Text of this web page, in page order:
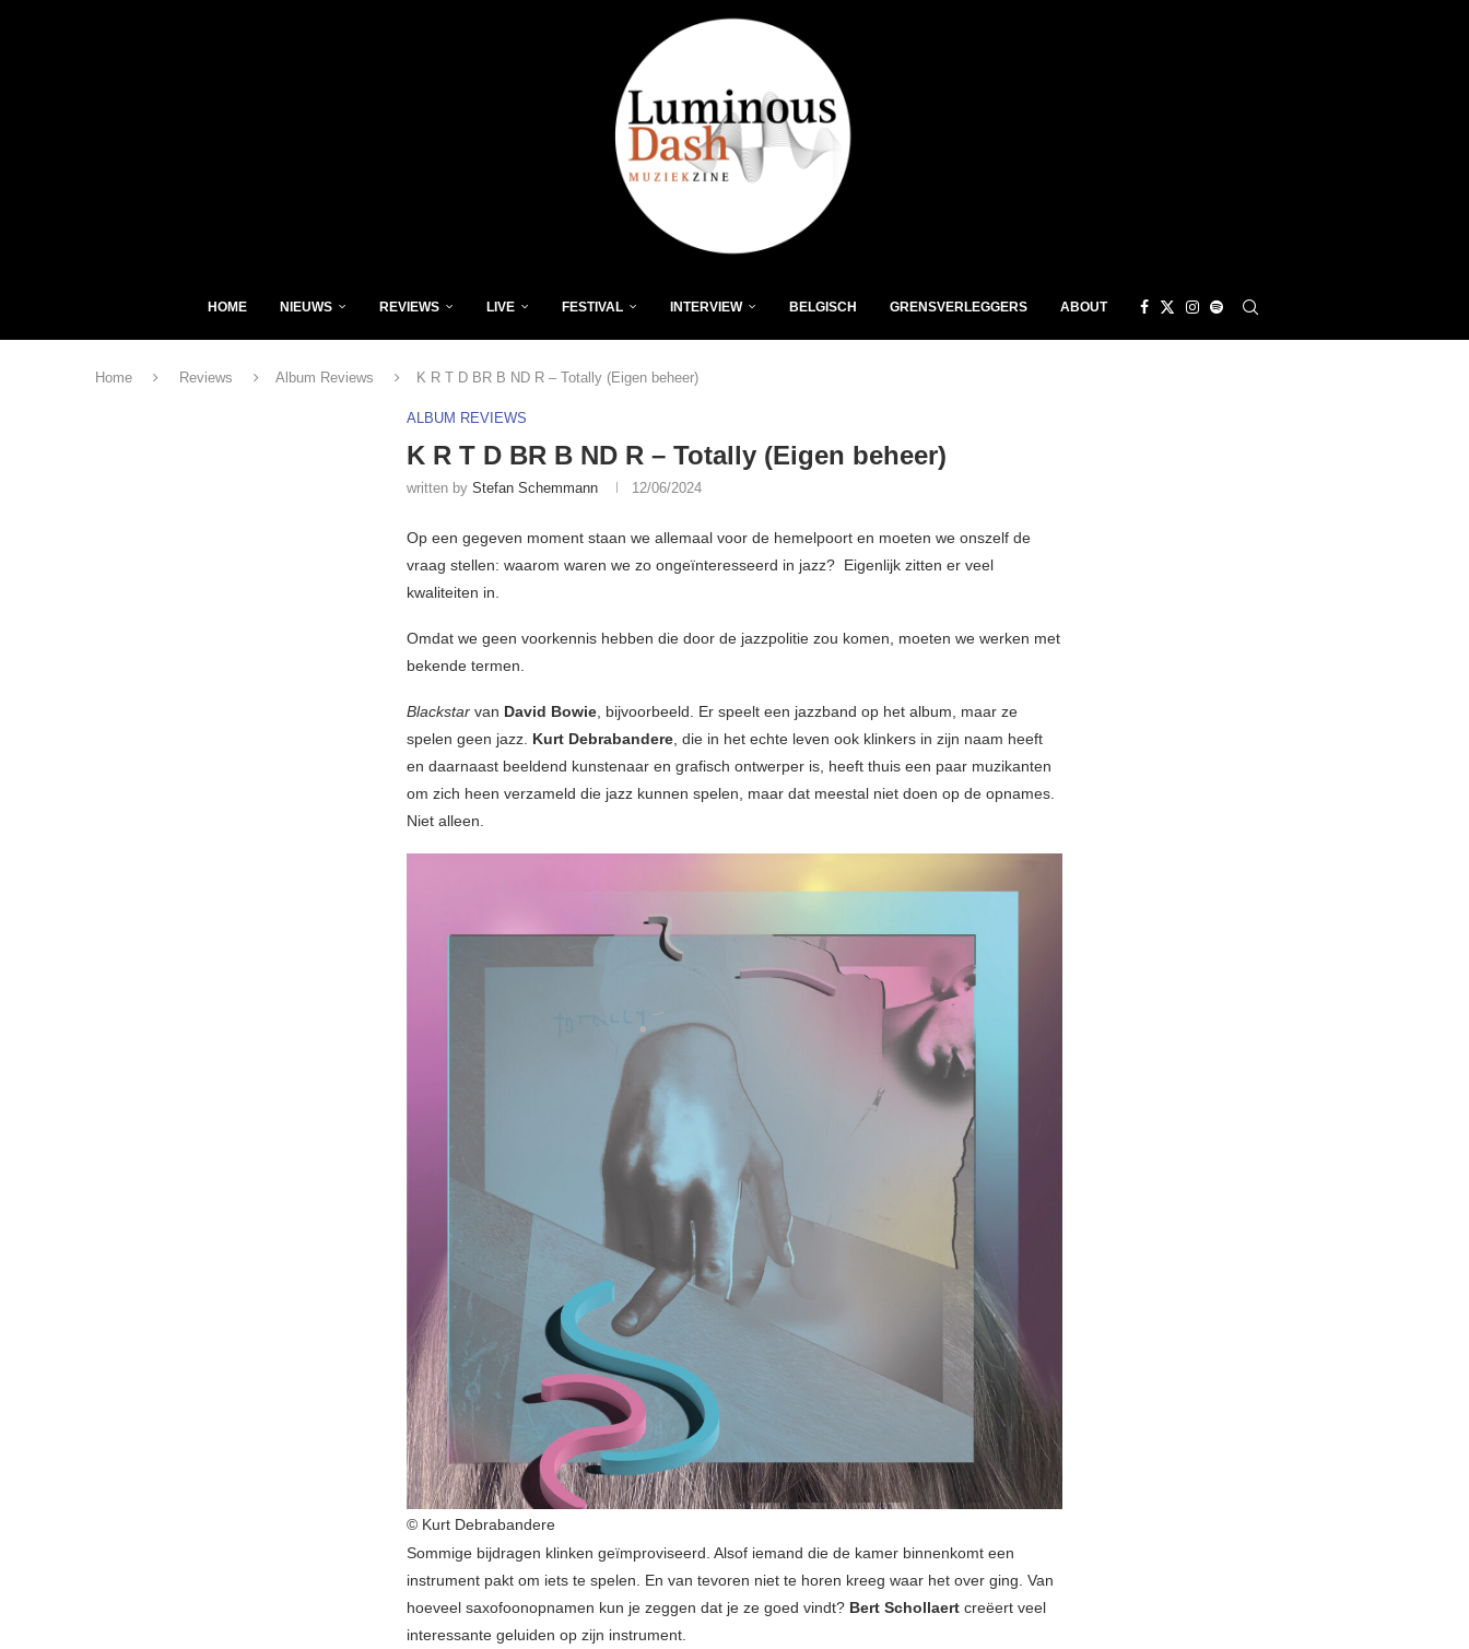
HOME NIEUWS REVIEWS LIVE FESTIVAL INTERVIEW BELGISCH GRENSVERLEGGERS ABOUT
Home Reviews Album Reviews K R T D BR B ND R – Totally (Eigen beheer)
ALBUM REVIEWS
K R T D BR B ND R – Totally (Eigen beheer)
written by Stefan Schemmann 12/06/2024
Op een gegeven moment staan we allemaal voor de hemelpoort en moeten we onszelf de
vraag stellen: waarom waren we zo ongeïnteresseerd in jazz? Eigenlijk zitten er veel
kwaliteiten in.
Omdat we geen voorkennis hebben die door de jazzpolitie zou komen, moeten we werken met
bekende termen.
Blackstar van David Bowie, bijvoorbeeld. Er speelt een jazzband op het album, maar ze
spelen geen jazz. Kurt Debrabandere, die in het echte leven ook klinkers in zijn naam heeft
en daarnaast beeldend kunstenaar en grafisch ontwerper is, heeft thuis een paar muzikanten
om zich heen verzameld die jazz kunnen spelen, maar dat meestal niet doen op de opnames.
Niet alleen.
© Kurt Debrabandere
Sommige bijdragen klinken geïmproviseerd. Alsof iemand die de kamer binnenkomt een
instrument pakt om iets te spelen. En van tevoren niet te horen kreeg waar het over ging. Van
hoeveel saxofoonopnamen kun je zeggen dat je ze goed vindt? Bert Schollaert creëert veel
interessante geluiden op zijn instrument.